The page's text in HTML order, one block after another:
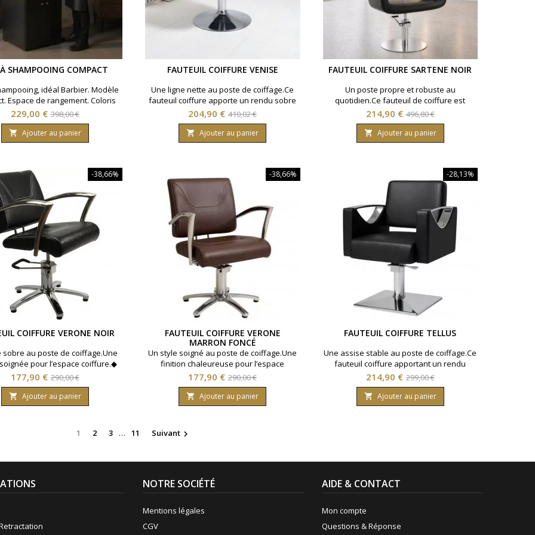
SHAMPOOING COMPACT
idéal Barbier. Modèle
Espace de rangement. Coloris
noir.
Prix
229,00 € Prix
de
base
398,00 €
 Ajouter au panier
FAUTEUIL COIFFURE VENISE
Une ligne nette au poste de coiffage.Ce
fauteuil coiffure apporte un rendu sobre
et facile à intégrer dans un salon de
coiffure professionnel.◆ Base ronde
chromée ◆ Réglage en hauteur ◆ Coloris
noir
Prix
204,90 € Prix
de
base
410,02 €
 Ajouter au panier
FAUTEUIL COIFFURE SARTENE NOIR
Un poste propre et robuste au
quotidien.Ce fauteuil de coiffure est
pensé pour un usage professionnel, avec
pied rond chromé, hauteur réglable et
assise monobloc facile à entretenir.◆ Pied
rond chromé ◆ Réglage en hauteur ◆
Prix
214,90 € Prix
de
base
496,80 €
 Ajouter au panier
-38,66%
COIFFURE VERONE NOIR
sobre au poste de coiffage.Une
pour l’espace coiffure.◆
chromé ◆ Réglage en hauteur
◆ Coloris noir
Prix
177,90 € Prix
de
base
290,00 €
 Ajouter au panier
-38,66%
FAUTEUIL COIFFURE VERONE
MARRON FONCÉ
Un style soigné au poste de coiffage.Une
finition chaleureuse pour l’espace
coiffure.◆ Pied étoile chromé ◆ Réglage
en hauteur ◆ Marron foncé avec
surpiqûre marron
Prix
177,90 € Prix
de
base
290,00 €
 Ajouter au panier
-28,13%
FAUTEUIL COIFFURE TELLUS
Une assise stable au poste de coiffage.Ce
fauteuil coiffure apportant un rendu
professionnel avec base carrée,
accoudoirs chromés et hauteur réglable
pour le travail en salon.◆ Base carrée ◆
Hauteur réglable ◆ Coloris noir
Prix
214,90 € Prix
de
base
299,00 €
 Ajouter au panier
1 2 3 … 11 Suivant 
NOTRE SOCIÉTÉ
Mentions légales
CGV
AIDE & CONTACT
Mon compte
Questions & Réponse